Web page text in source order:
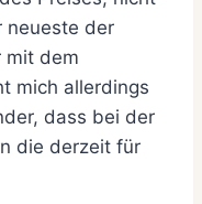
neueste der
mit dem
mich allerdings
dass bei der
die derzeit für